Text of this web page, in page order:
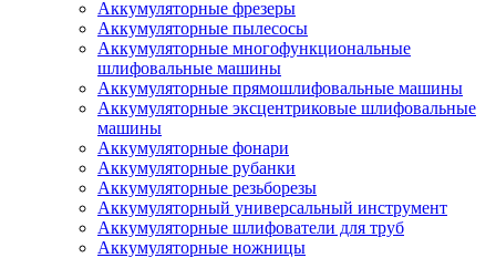
Аккумуляторные фрезеры
Аккумуляторные пылесосы
Аккумуляторные многофункциональные
шлифовальные машины
Аккумуляторные прямошлифовальные машины
Аккумуляторные эксцентриковые шлифовальные
машины
Аккумуляторные фонари
Аккумуляторные рубанки
Аккумуляторные резьборезы
Аккумуляторный универсальный инструмент
Аккумуляторные шлифователи для труб
Аккумуляторные ножницы